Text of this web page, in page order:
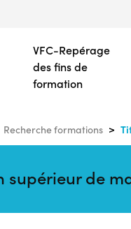
VFC-Repérage
des fins de
formation
Recherche formations
supérieur de